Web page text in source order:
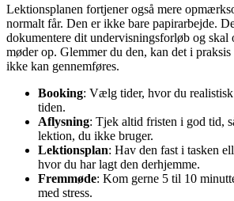
Lektionsplanen fortjener også mere
normalt får. Den er ikke bare papirarbejde.
dokumentere dit undervisningsforløb og skal
møder op. Glemmer du den, kan det i
ikke kan gennemføres.
Booking: Vælg tider, hvor du
tiden.
Aflysning: Tjek altid fristen i god tid,
lektion, du ikke bruger.
Lektionsplan: Hav den fast i tasken
hvor du har lagt den derhjemme.
Fremmøde: Kom gerne 5 til 10
med stress.